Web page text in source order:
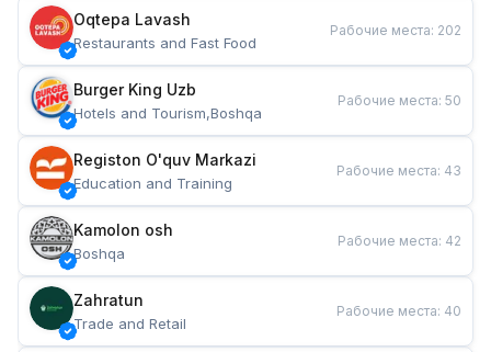
Oqtepa Lavash
Restaurants and Fast Food
Рабочие места: 202
Burger King Uzb
Hotels and Tourism,Boshqa
Рабочие места: 50
Registon O'quv Markazi
Education and Training
Рабочие места: 43
Kamolon osh
Boshqa
Рабочие места: 42
Zahratun
Trade and Retail
Рабочие места: 40